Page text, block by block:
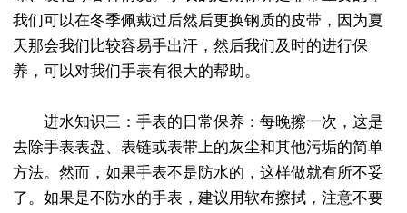
我们可以在冬季佩戴过后然后更换钢质的皮带，因为夏
天那会我们比较容易手出汗，然后我们及时的进行保
养，可以对我们手表有很大的帮助。
进水知识三：手表的日常保养：每晚擦一次，这是
去除手表表盘、表链或表带上的灰尘和其他污垢的简单
方法。然而，如果手表不是防水的，这样做就有所不妥
了。如果是不防水的手表，建议用软布擦拭，注意不要